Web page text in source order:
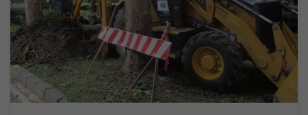
површине, корење дрвећа и подземна инсталација, због чега
ће радови потрајати више часова. Због радова су тренутно
без воде улице око места квара. Радници ЈКП „Водовод и
канализација“ Зрењанин од јутарњих часова […]